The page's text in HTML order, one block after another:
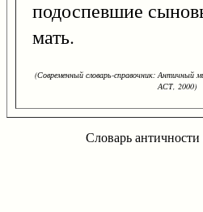
подоспевшие
мать.
(Современный словарь-справочник:
АСТ, 2000)
Словарь